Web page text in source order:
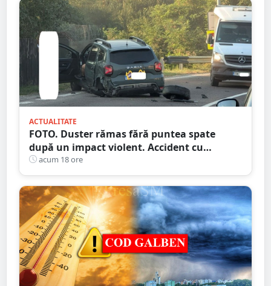
ACTUALITATE
FOTO. Duster rămas fără puntea spate
după un impact violent. Accident cu
implicarea unei mașini din Satu Mare
acum 18 ore